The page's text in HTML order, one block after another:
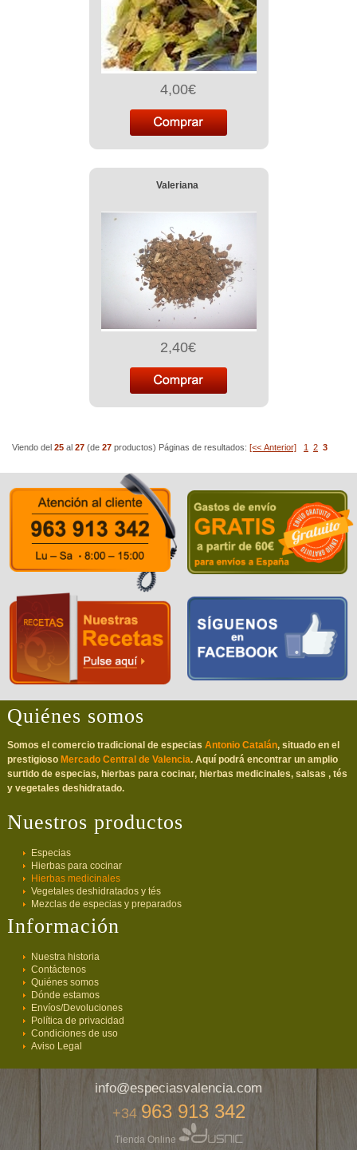
4,00€
Valeriana
2,40€
Viendo del 25 al 27 (de 27 productos) Páginas de resultados: [<< Anterior] 1 2 3
Quiénes somos
Somos el comercio tradicional de especias Antonio Catalán, situado en el
prestigioso Mercado Central de Valencia. Aquí podrá encontrar un amplio
surtido de especias, hierbas para cocinar, hierbas medicinales, salsas , tés
y vegetales deshidratado.
Nuestros productos
Especias
Hierbas para cocinar
Hierbas medicinales
Vegetales deshidratados y tés
Mezclas de especias y preparados
Información
Nuestra historia
Contáctenos
Quiénes somos
Dónde estamos
Envíos/Devoluciones
Política de privacidad
Condiciones de uso
Aviso Legal
info@especiasvalencia.com
+34 963 913 342
Tienda Online